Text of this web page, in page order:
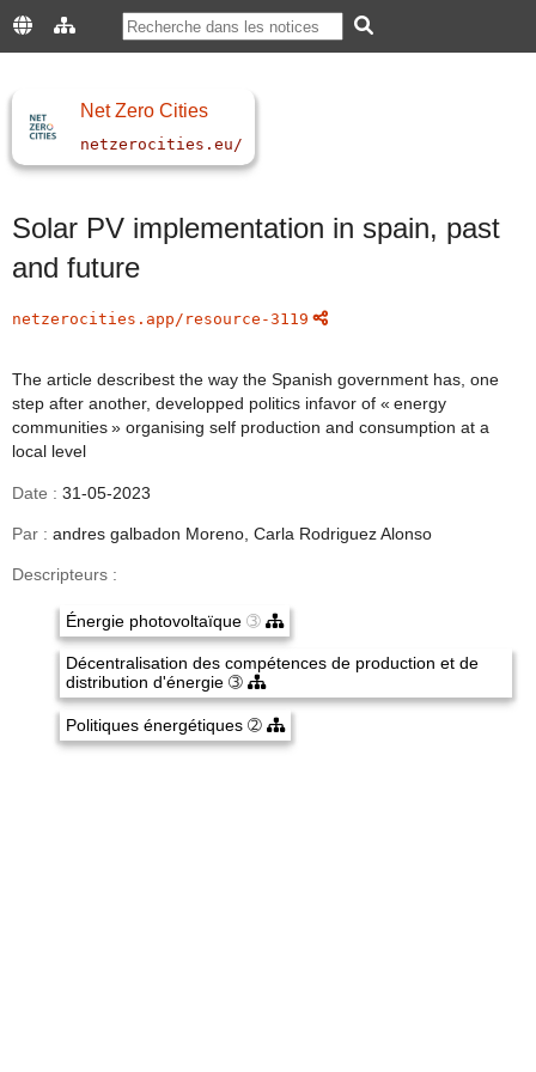
Net Zero Cities
netzerocities.eu/
Solar PV implementation in spain, past
and future
netzerocities.app/resource-3119
The article describest the way the Spanish government has, one
step after another, developped politics infavor of « energy
communities » organising self production and consumption at a
local level
Date : 31-05-2023
Par : andres galbadon Moreno, Carla Rodriguez Alonso
Descripteurs :
Énergie photovoltaïque ➂
Décentralisation des compétences de production et de
distribution d'énergie ➂
Politiques énergétiques ➁